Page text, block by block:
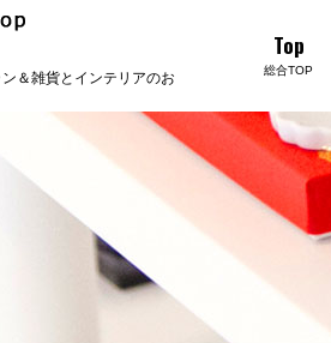
＆雑貨とインテリアのお
Top
総合TOP